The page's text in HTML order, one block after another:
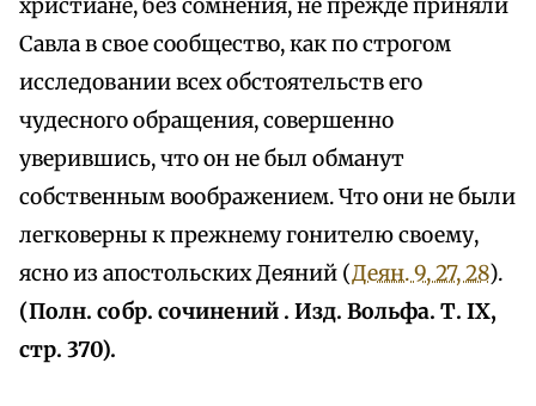
христиане, без сомнения, не прежде приняли
Савла в свое сообщество, как по строгом
исследовании всех обстоятельств его
чудесного обращения, совершенно
уверившись, что он не был обманут
собственным воображением. Что они не были
легковерны к прежнему гонителю своему,
ясно из апостольских Деяний (Деян. 9, 27, 28).
(Полн. собр. сочинений . Изд. Вольфа. Т. IX,
стр. 370).